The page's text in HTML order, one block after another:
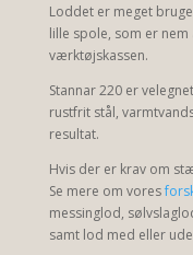
Loddet er meget
lille spole, som er
værktøjskassen.
Stannar 220 er
rustfrit stål,
resultat.
Hvis der er krav om
Se mere om vores
messinglod,
samt lod med eller